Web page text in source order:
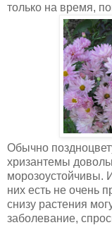
только на время,
Обычно
хризантемы
морозоустойчивы.
них есть не очень
снизу растения
заболевание,